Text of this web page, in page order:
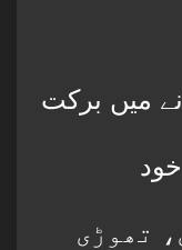
میں برکت
تھوڑی